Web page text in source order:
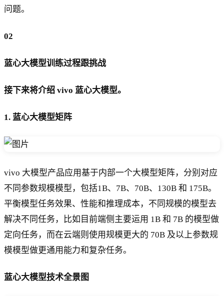
问题。
02
蓝心大模型训练过程跟挑战
接下来将介绍 vivo 蓝心大模型。
1. 蓝心大模型矩阵
vivo 大模型产品应用基于内部一个大模型矩阵，分别对应
不同参数规模模型，包括1B、7B、70B、130B 和 175B。
平衡模型任务效果、性能和推理成本，不同规模的模型去
解决不同任务，比如目前端侧主要运用 1B 和 7B 的模型做
定向任务，而在云端则使用规模更大的 70B 及以上参数规
模模型做更通用能力和复杂任务。
蓝心大模型技术全景图